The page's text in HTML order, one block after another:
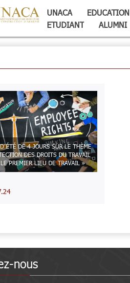
UNACA EDUCATION
ETUDIANT
ALUMNI
DE 4 JOURS SUR LE THÈME
DES DROITS DU TRAVAIL
PREMIER LIEU DE TRAVAIL »
nous